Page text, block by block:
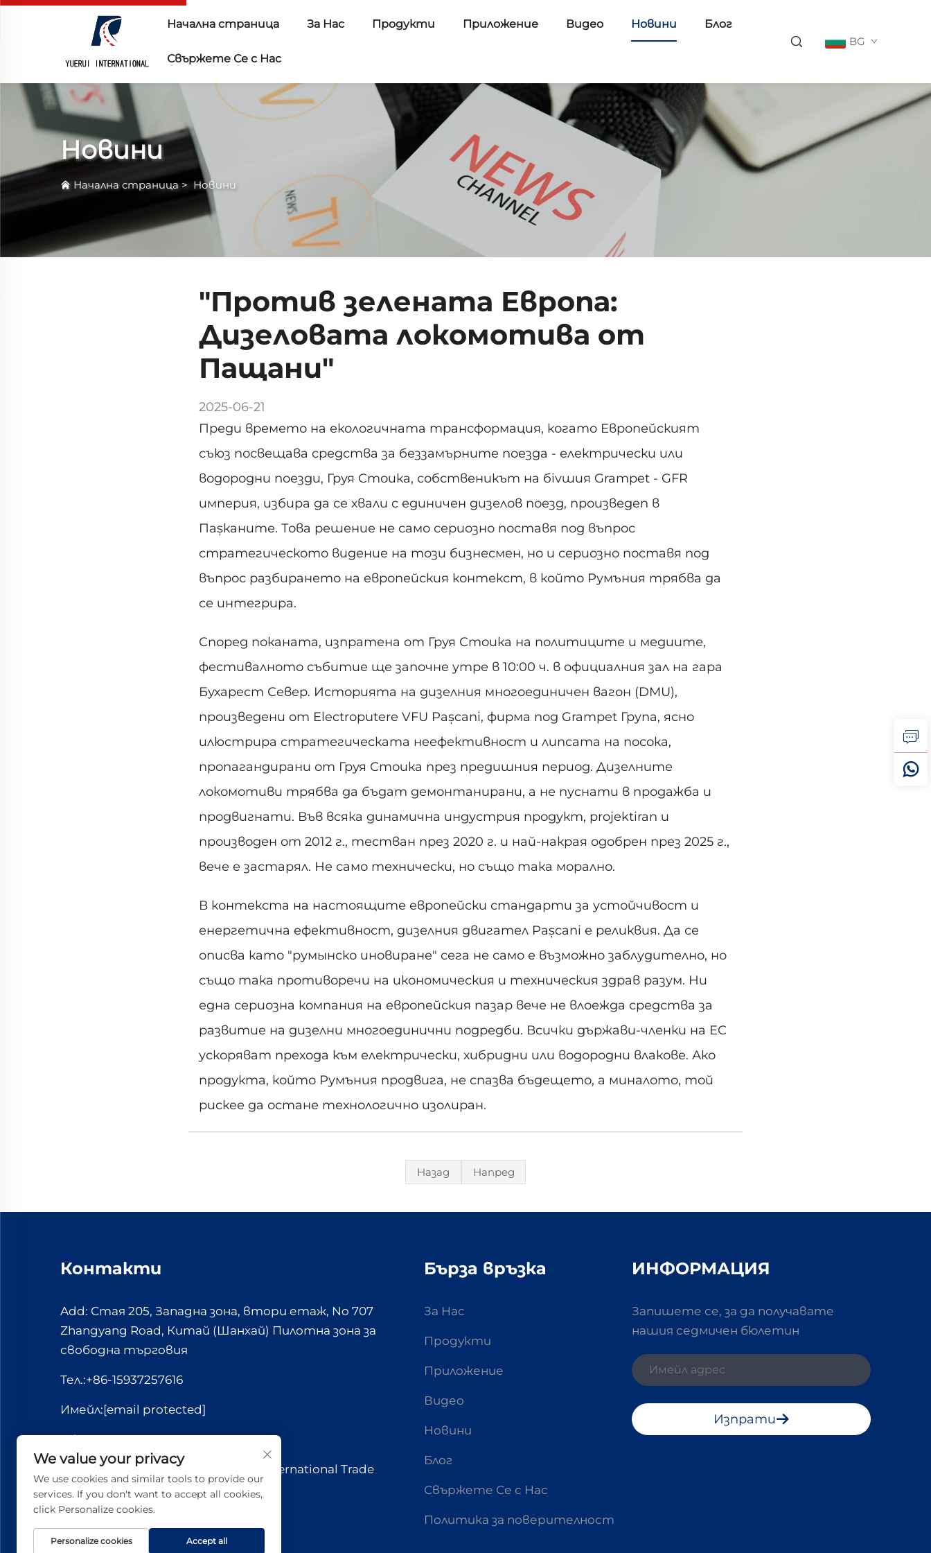
Начална страница За Нас Продукти Приложение Видео Новини Блог
Свържете Се с Нас
BG
Новини
Начална страница> Новини
"Против зелената Европа:
Дизеловата локомотива от
Пащани"
2025-06-21
Преди времето на екологичната трансформация, когато Европейският
съюз посвещава средства за беззамърните поезда - електрически или
водородни поезди, Груя Стоика, собственикът на бivшия Grampet - GFR
империя, избира да се хвали с единичен дизелов поезд, произведen в
Паșканите. Това решение не само сериозно поставя под въпрос
стратегическото видение на този бизнесмен, но и сериозно поставя под
въпрос разбирането на европейския контекст, в който Румъния трябва да
се интегрира.
Според поканата, изпратена от Груя Стоика на политиците и медиите,
фестивалното събитие ще започне утре в 10:00 ч. в официалния зал на гара
Бухарест Север. Историята на дизелния многоединичен вагон (DMU),
произведени от Electroputere VFU Pașcani, фирма под Grampet Група, ясно
илюстрира стратегическата неефективност и липсата на посока,
пропагандирани от Груя Стоика през предишния период. Дизелните
локомотиви трябва да бъдат демонтанирани, а не пуснати в продажба и
продвигнати. Във всяка динамична индустрия продукт, projektiran и
производен от 2012 г., тестван през 2020 г. и най-накрая одобрен през 2025 г.,
вече е застарял. Не само технически, но също така морално.
В контекста на настоящите европейски стандарти за устойчивост и
енергетична ефективност, дизелния двигател Pașcani е реликвия. Да се
описва като "румынско иновиране" сега не само е възможно заблудително, но
също така противоречи на икономическия и техническия здрав разум. Ни
една сериозна компания на европейския пазар вече не влоежда средства за
развитие на дизелни многоединични подредби. Всички държави-членки на ЕС
ускоряват прехода към електрически, хибридни или водородни влакове. Ако
продукта, който Румъния продвига, не спазва бъдещето, а миналото, той
рискее да остане технологично изолиран.
Назад Напред
Контакти
Add: Стая 205, Западна зона, втори етаж, No 707
Zhangyang Road, Китай (Шанхай) Пилотна зона за
свободна търговия
Тел.:+86-15937257616
Имейл:[email protected]
Whatsapp:+86-15037221110
© Всички права запазени. Yuerui International Trade
(Shanghai) Co., Ltd. 2026 г.
Бърза връзка
За Нас
Продукти
Приложение
Видео
Новини
Блог
Свържете Се с Нас
Политика за поверителност
ИНФОРМАЦИЯ
Запишете се, за да получавате
нашия седмичен бюлетин
Изпрати
We value your privacy
We use cookies and similar tools to provide our
services. If you don't want to accept all cookies,
click Personalize cookies.
Personalize cookies Accept all